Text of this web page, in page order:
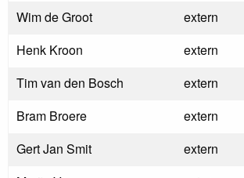
Wim de Groot
extern
Henk Kroon
extern
Tim van den Bosch
extern
Bram Broere
extern
Gert Jan Smit
extern